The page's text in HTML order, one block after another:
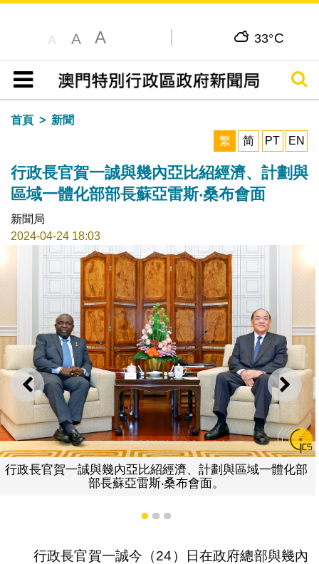
A A A 33°C
目錄
搜尋
首頁
新聞
繁
简 PT EN
行政長官賀一誠與幾內亞比紹經濟、計劃與
區域一體化部部長蘇亞雷斯‧桑布會面
新聞局
2024-04-24 18:03
上一則 下一
一體化部
行政長官賀一誠與幾內亞比紹經濟、計劃與區
部長蘇亞雷斯‧桑布合影。
1 2 3
行政長官賀一誠今（24）日在政府總部與幾內